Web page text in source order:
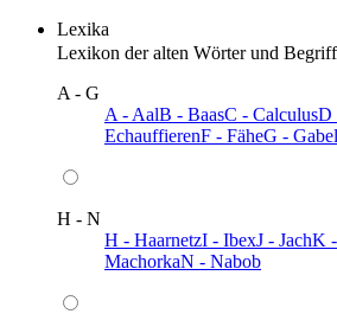
Lexika
Lexikon der alten Wörter und
A - G
A - AalB - BaasC - CalculusD
EchauffierenF - FäheG -
H - N
H - HaarnetzI - IbexJ - JachK
MachorkaN - Nabob